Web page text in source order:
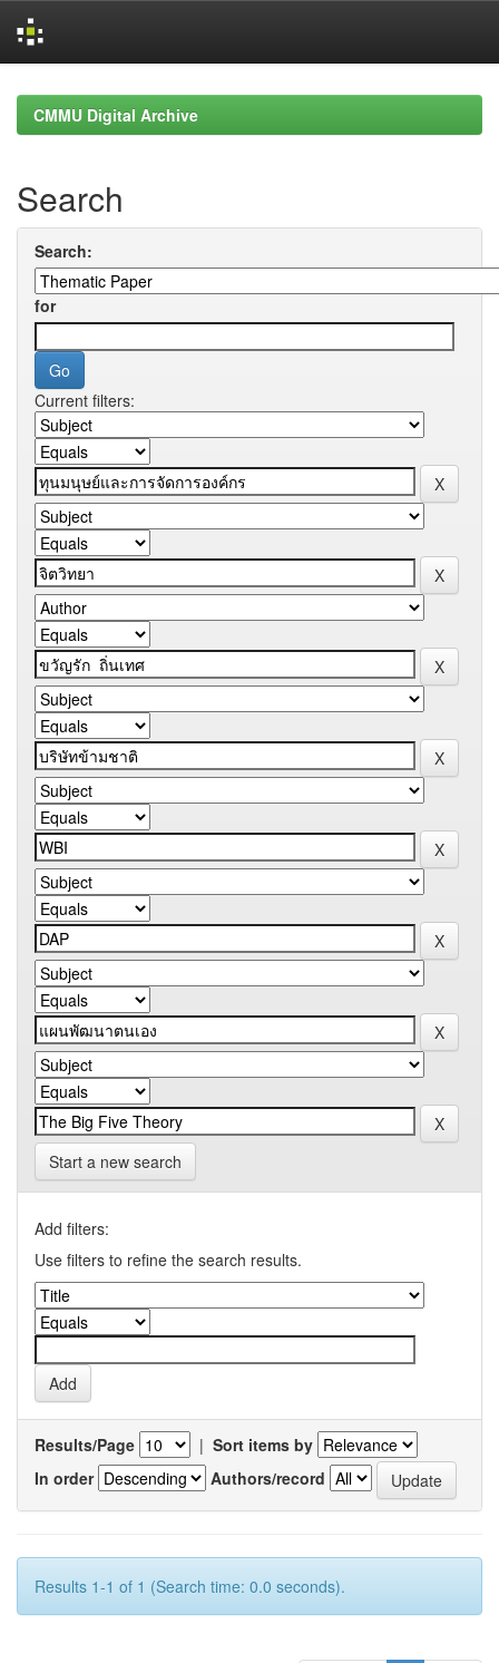
navigationCMMU Digital Archive
Search
Search:
for
Current filters:
Start a new search
Add filters:
Use filters to refine the search results.
Results/Page | Sort items by
In order
Authors/record
Results 1-1 of 1 (Search time: 0.0 seconds).